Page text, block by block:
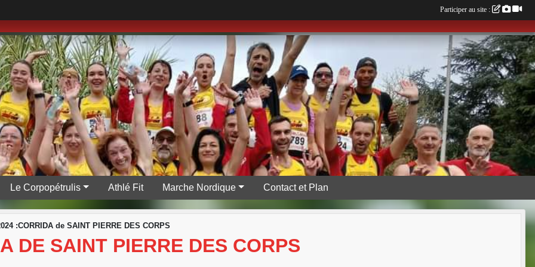
Le Corpopétrulis Athlé Fit Marche Nordique Contact et Plan
:CORRIDA de SAINT PIERRE DES CORPS
DE SAINT PIERRE DES CORPS
Participer au site :